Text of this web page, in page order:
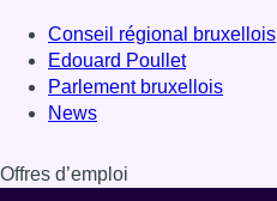
Conseil régional bruxellois
Edouard Poullet
Parlement bruxellois
News
Offres d’emploi